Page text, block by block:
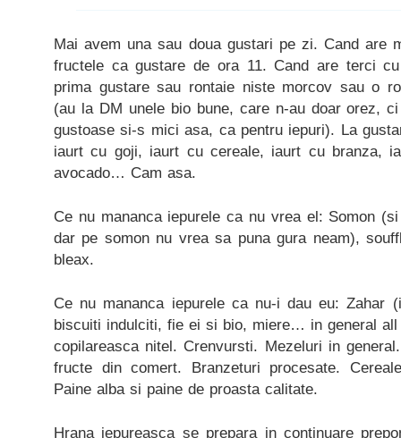
Mai avem una sau doua gustari pe zi. Cand are
fructele ca gustare de ora 11. Cand are terci
prima gustare sau rontaie niste morcov sau o
(au la DM unele bio bune, care n-au doar orez,
gustoase si-s mici asa, ca pentru iepuri). La
iaurt cu goji, iaurt cu cereale, iaurt cu branza,
avocado… Cam asa.
Ce nu mananca iepurele ca nu vrea el: Somon
dar pe somon nu vrea sa puna gura neam),
bleax.
Ce nu mananca iepurele ca nu-i dau eu: Zahar
biscuiti indulciti, fie ei si bio, miere… in general
copilareasca nitel. Crenvursti. Mezeluri in
fructe din comert. Branzeturi procesate.
Paine alba si paine de proasta calitate.
Hrana iepureasca se prepara in continuare